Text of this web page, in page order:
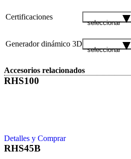
Certificaciones
seleccionar
Generador dinámico 3D
seleccionar
Accesorios relacionados
RHS100
Detalles y Comprar
RHS45B